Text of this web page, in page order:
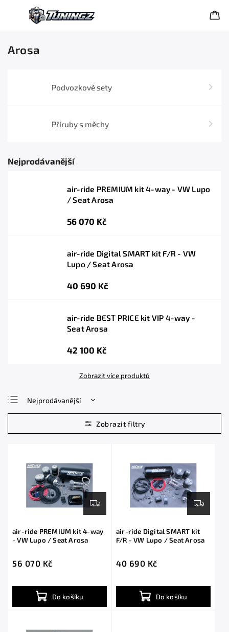
Arosa
Podvozkové sety
Příruby s měchy
Nejprodávanější
air-ride PREMIUM kit 4-way - VW Lupo
/ Seat Arosa
56 070 Kč
air-ride Digital SMART kit F/R - VW
Lupo / Seat Arosa
40 690 Kč
air-ride BEST PRICE kit VIP 4-way -
Seat Arosa
42 100 Kč
Zobrazit více produktů
Nejprodávanější
Nejlevnější
Nejdražší
air-ride PREMIUM kit 4-way
- VW Lupo / Seat Arosa
56 070 Kč
Do košíku
air-ride Digital SMART kit
F/R - VW Lupo / Seat Arosa
40 690 Kč
Do košíku